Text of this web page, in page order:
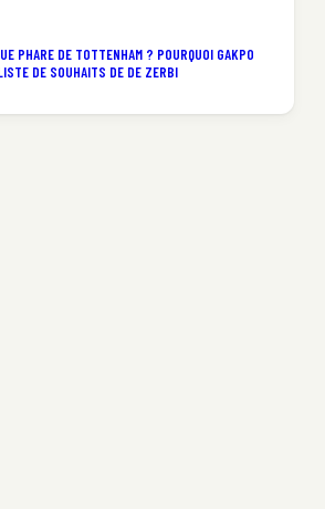
PHARE DE TOTTENHAM ? POURQUOI GAKPO
DE SOUHAITS DE DE ZERBI